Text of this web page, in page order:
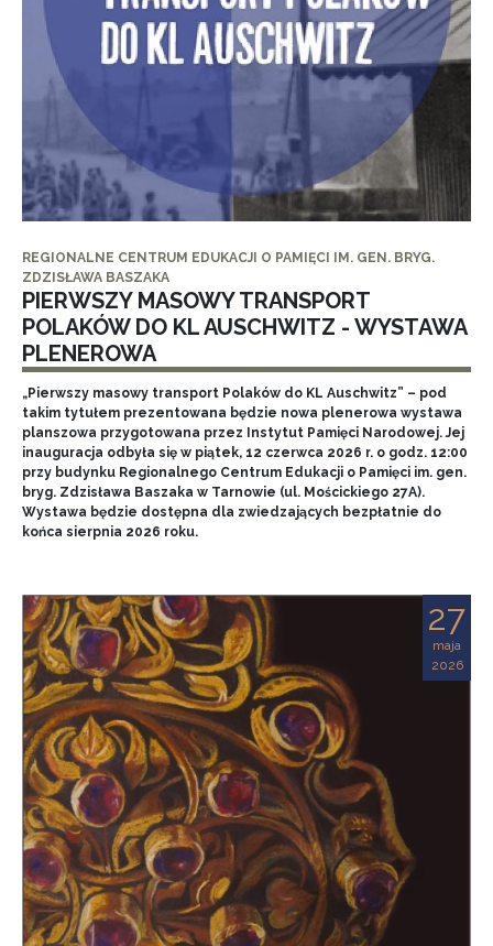
REGIONALNE CENTRUM EDUKACJI O PAMIĘCI IM. GEN. BRYG.
ZDZISŁAWA BASZAKA
PIERWSZY MASOWY TRANSPORT
POLAKÓW DO KL AUSCHWITZ - WYSTAWA
PLENEROWA
„Pierwszy masowy transport Polaków do KL Auschwitz” – pod
takim tytułem prezentowana będzie nowa plenerowa wystawa
planszowa przygotowana przez Instytut Pamięci Narodowej. Jej
inauguracja odbyła się w piątek, 12 czerwca 2026 r. o godz. 12:00
przy budynku Regionalnego Centrum Edukacji o Pamięci im. gen.
bryg. Zdzisława Baszaka w Tarnowie (ul. Mościckiego 27A).
Wystawa będzie dostępna dla zwiedzających bezpłatnie do
końca sierpnia 2026 roku.
27
maja
2026